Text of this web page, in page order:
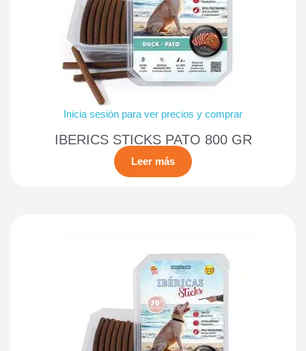
Inicia sesión para ver precios y comprar
IBERICS STICKS PATO 800 GR
Leer más